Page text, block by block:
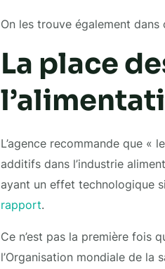
On les trouve également
La place
L’agence recommande que «
additifs dans l’industrie
ayant un effet technologique
rapport.
Ce n’est pas la première fois
l’Organisation mondiale de la